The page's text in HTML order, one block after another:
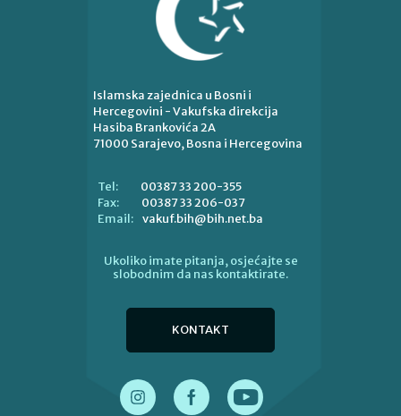
Islamska zajednica u Bosni i
Hercegovini - Vakufska direkcija
Hasiba Brankovića 2A
71000 Sarajevo, Bosna i Hercegovina
Tel:
00387 33 200-355
Fax:
00387 33 206-037
Email: vakuf.bih@bih.net.ba
Ukoliko imate pitanja, osjećajte se
slobodnim da nas kontaktirate.
KONTAKT